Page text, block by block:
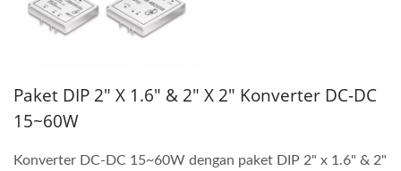
Paket DIP 2" X 1.6" & 2" X 2" Konverter DC-DC
15~60W
Konverter DC-DC 15~60W dengan paket DIP 2" x 1.6" & 2"